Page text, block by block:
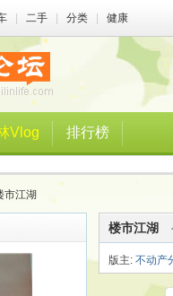
二手 分类 健康
Vlog 排行榜
市江湖
楼市江湖
版主: 不动产